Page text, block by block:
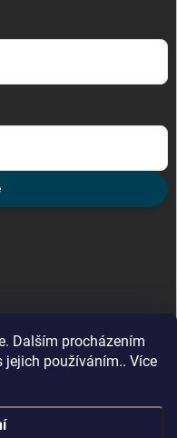
Dalším procházením
jejich používáním.. Více